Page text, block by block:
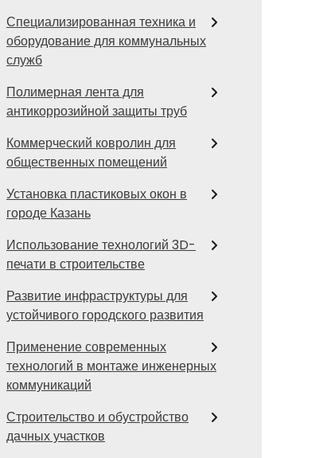
Специализированная техника и
оборудование для коммунальных
служб
Полимерная лента для
антикоррозийной защиты труб
Коммерческий ковролин для
общественных помещений
Установка пластиковых окон в
городе Казань
Использование технологий 3D-
печати в строительстве
Развитие инфраструктуры для
устойчивого городского развития
Применение современных
технологий в монтаже инженерных
коммуникаций
Строительство и обустройство
дачных участков